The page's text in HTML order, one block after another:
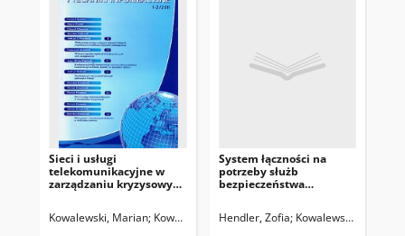
Sieci i usługi
telekomunikacyjne w
zarządzaniu kryzysowym.
2011, nr 1-2
Kowalewski, Marian Kowalczyk, Bolesław Parapura, Henryk
System łączności na
potrzeby służb
bezpieczeństwa
kryzysowegow
Hendler, Zofia Kowalewski, Marian